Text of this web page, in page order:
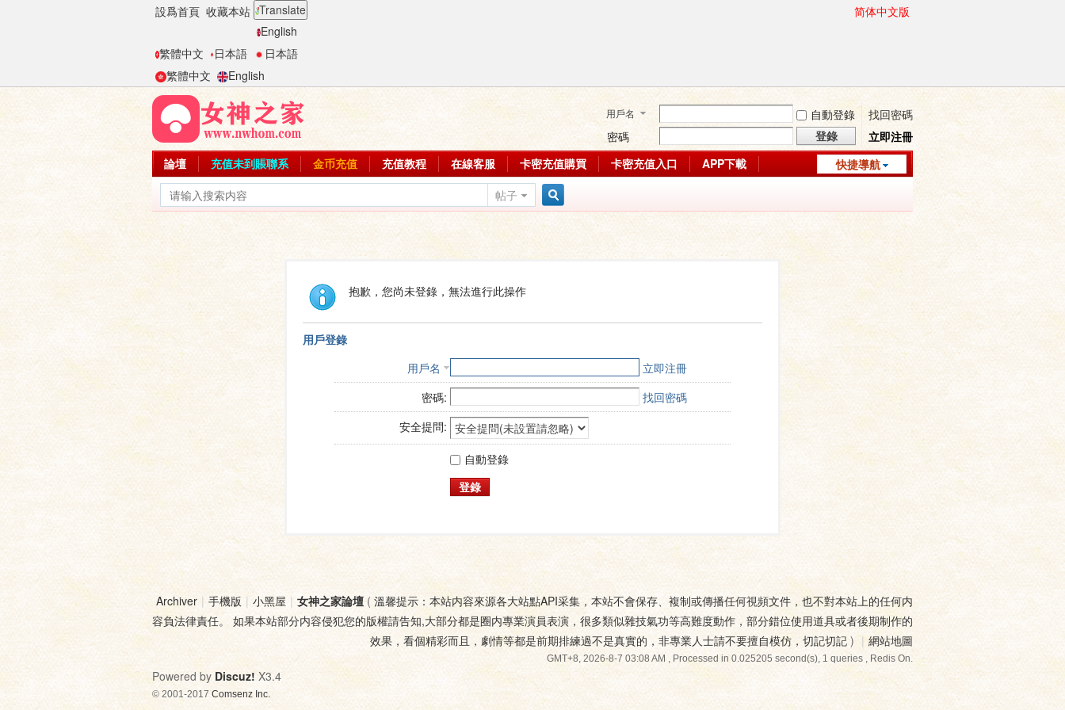
設爲首頁 收藏本站 Translate
English
繁體中文
日本語
日本語
繁體中文
English
简体中文版
用戶名 自動登錄
找回密碼
密碼
登錄
立即注冊
快捷導航
論壇 充值未到賬聯系 金币充值 充值教程 在線客服 卡密充值購買 卡密充值入口
APP下載
帖子
抱歉，您尚未登錄，無法進行此操作
用戶登錄
用戶名
立即注冊
密碼:
找回密碼
安全提問:
自動登錄
登錄
Archiver | 手機版 | 小黑屋 | 女神之家論壇( 溫馨提示：本站内容來源各大站點API采集，本站不會保存、複制或傳播任何視頻文件，也不對本站上的任何内
容負法律責任。 如果本站部分内容侵犯您的版權請告知,大部分都是圈内專業演員表演，很多類似雜技氣功等高難度動作，部分錯位使用道具或者後期制作的
效果，看個精彩而且，劇情等都是前期排練過不是真實的，非專業人士請不要擅自模仿，切記切記 ) | 網站地圖
GMT+8, 2026-8-7 03:08 AM, Processed in 0.025205 second(s), 1 queries , Redis On.
Powered by Discuz! X3.4
© 2001-2017 Comsenz Inc.